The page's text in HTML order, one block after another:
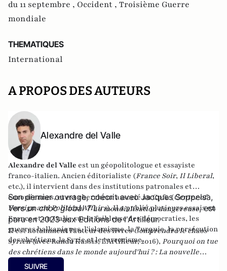
du 11 septembre , Occident , Troisième Guerre
mondiale
THEMATIQUES
International
A PROPOS DES AUTEURS
Alexandre del Valle
Alexandre del Valle est un géopolitologue et essayiste
franco-italien. Ancien éditorialiste (France Soir, Il Liberal,
etc.), il intervient dans des institutions patronales et
européennes, et est chercheur associé au Cpfa (Center of
Foreign and Political Affairs). Il a publié plusieurs essais en
France et en Italie sur la faiblesse des démocraties, les
guerres balkaniques, l'islamisme, la Turquie, la persécution
des chrétiens, la Syrie et le terrorisme.
Son dernier ouvrage, coécrit avec Jacques Soppelsa,
Vers un choc global ? La mondialisation dangereuse, est
paru en 2023 aux Editions de l'Artilleur.
Il est notamment l'auteur des livresComprendre le chaos
syrien(avec Randa Kassis, L'Artilleur, 2016), Pourquoi on tue
des chrétiens dans le monde aujourd'hui ? : La nouvelle
christianophobie
SUIVRE